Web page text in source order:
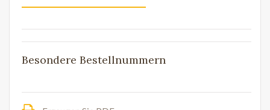
Besondere Bestellnummern